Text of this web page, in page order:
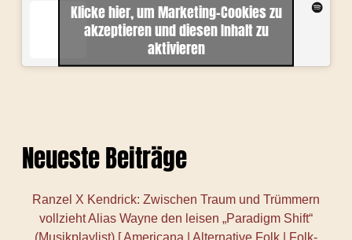
Klicke hier, um Marketing-Cookies zu
akzeptieren und diesen Inhalt zu
aktivieren
Neueste Beiträge
Ranzel X Kendrick: Zwischen Traum und Trümmern
vollzieht Alias Wayne den leisen „Paradigm Shift“
(Musikplaylist) [ Americana | Alternative Folk | Folk-